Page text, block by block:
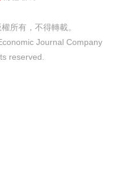
所有，不得轉載。
Journal Company
reserved.